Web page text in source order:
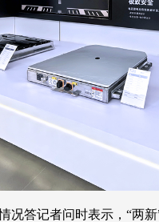
况答记者问时表示，“